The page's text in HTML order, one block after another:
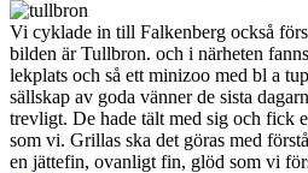
Vi cyklade in till Falkenberg också
bilden är Tullbron. och i närheten
lekplats och så ett minizoo med bl a
sällskap av goda vänner de sista
trevligt. De hade tält med sig och fick
som vi. Grillas ska det göras med
en jättefin, ovanligt fin, glöd som vi